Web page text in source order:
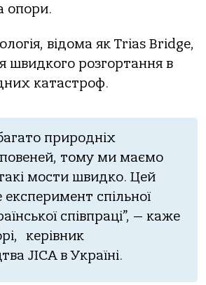
опори.
відома як Trias Bridge,
швидкого розгортання в
катастроф.
природніх
повеней, тому ми маємо
мости швидко. Цей
спільної
співпраці”, — каже
керівник
JICA в Україні.